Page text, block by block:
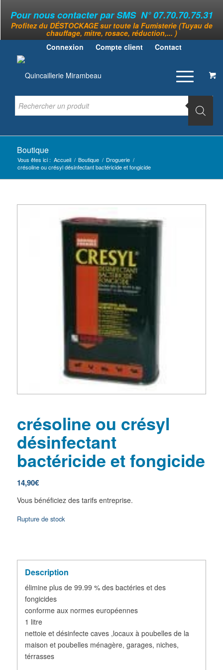
Pour nous contacter par SMS N° 07.70.70.75.31
Profitez du DÉSTOCKAGE sur toute la Fumisterie (Tuyau de
chauffage, mitre, rosace, réduction,... )
Connexion
Compte client Contact
Boutique
Vous êtes ici : Accueil / Boutique / Droguerie /
crésoline ou crésyl désinfectant bactéricide et fongicide
crésoline ou crésyl
désinfectant
bactéricide et fongicide
14,90€
Vous bénéficiez des tarifs entreprise.
Rupture de stock
Description
élimine plus de 99.99 % des bactéries et des
fongicides
conforme aux normes européennes
1 litre
nettoie et désinfecte caves ,locaux à poubelles de la
maison et poubelles ménagère, garages, niches,
térrasses